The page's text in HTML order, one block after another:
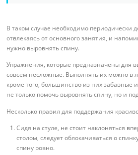
В таком случае необходимо периодически
отвлекаясь от основного занятия, и
нужно выровнять спину.
Упражнения, которые предназначены для
совсем несложные. Выполнять их можно в
кроме того, большинство из них забавные
не только помочь выровнять спину, но и
Несколько правил для поддержания
Сидя на стуле, не стоит наклоняться
столом, следует облокачиваться о
спину ровно.